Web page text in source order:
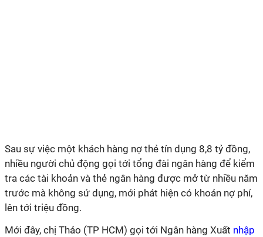
Sau sự việc một khách hàng nợ thẻ tín dụng 8,8 tỷ đồng,
nhiều người chủ động gọi tới tổng đài ngân hàng để kiểm
tra các tài khoản và thẻ ngân hàng được mở từ nhiều năm
trước mà không sử dụng, mới phát hiện có khoản nợ phí,
lên tới triệu đồng.
Mới đây, chị Thảo (TP HCM) gọi tới Ngân hàng Xuất nhập